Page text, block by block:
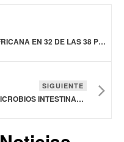
DETECTAN PESTE PORCINA AFRICANA EN 32 DE LAS 38 PROVINCIAS DE INDONESIA
SIGUIENTE
ESTUDIO REVELA VÍNCULO ENTRE MICROBIOS INTESTINALES Y ENFERMEDADES CARDIACAS